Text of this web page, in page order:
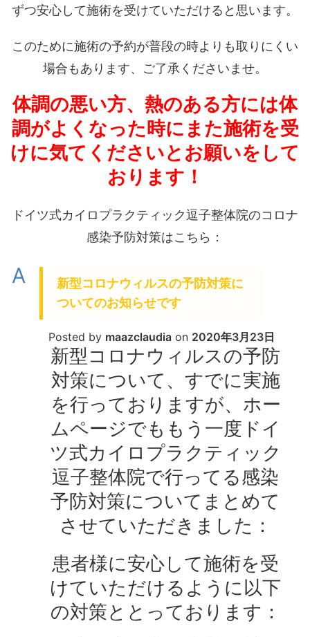
ずつ安心して施術を受けていただけると思います。
このために施術の予約が普段の時よりも取りにくい
場合もあります、ご了承くださいませ。
体調の悪い方、熱のある方には体
調がよくなった時にまた施術を受
けに気てくださいとお願いをして
おります！
ドイツ式カイロプラクティック逗子整体院のコロナ
感染予防対策はこちら：
A
新型コロナウィルスの予防対策に
ついてのお知らせです
Posted by maazclaudia on 2020年3月23日
新型コロナウィルスの予防
対策について、すでに実施
を行っておりますが、ホー
ムページでももう一度ドイ
ツ式カイロプラクティック
逗子整体院で行ってる感染
予防対策についてまとめて
させていただきました：
患者様に安心して施術を受
けていただけるように以下
の対策ととっております：